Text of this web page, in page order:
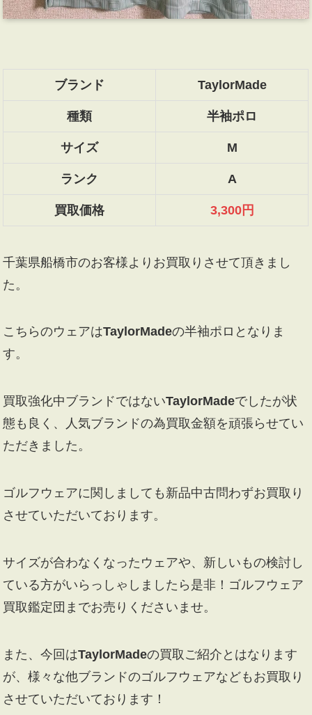
ブランド TaylorMade
種類 半袖ポロ
サイズ M
ランク A
買取価格 3,300円
千葉県船橋市のお客様よりお買取りさせて頂きまし
た。
こちらのウェアはTaylorMadeの半袖ポロとなりま
す。
買取強化中ブランドではないTaylorMadeでしたが状
態も良く、人気ブランドの為買取金額を頑張らせてい
ただきました。
ゴルフウェアに関しましても新品中古問わずお買取り
させていただいております。
サイズが合わなくなったウェアや、新しいもの検討し
ている方がいらっしゃしましたら是非！ゴルフウェア
買取鑑定団までお売りくださいませ。
また、今回はTaylorMadeの買取ご紹介とはなります
が、様々な他ブランドのゴルフウェアなどもお買取り
させていただいております！